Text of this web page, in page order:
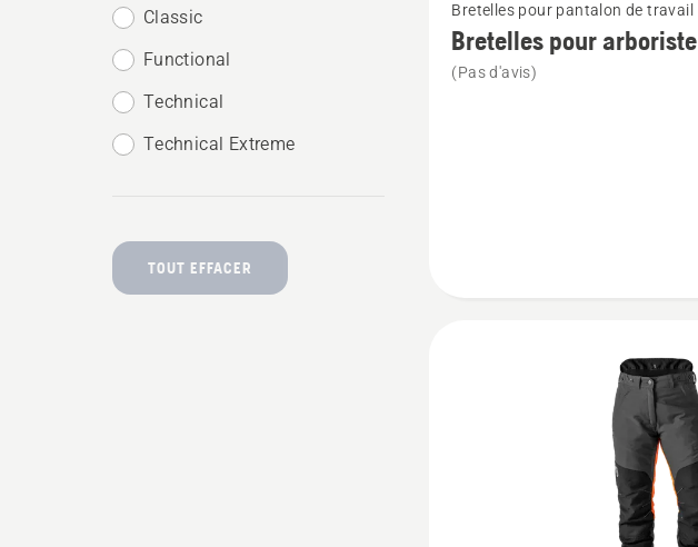
Classic
Functional
Technical
Technical Extreme
TOUT EFFACER
plus
détails
Bretelles pour pantalon de travail
Bretelles pour arboriste
(Pas d'avis)